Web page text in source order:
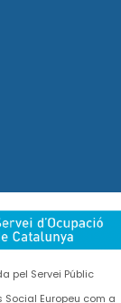
pel Servei Públic
Europeu com a